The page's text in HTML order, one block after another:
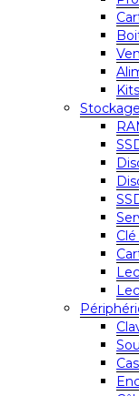
Stockage